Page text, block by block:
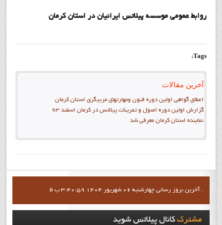
روابط عمومي موسسه پيلاتس ايرانيان در استان کرمان
Tags:
آخرین مقالات
اعطای گواهی اولین دوره فنون ومهارتهای مربیگری استان کرمان
گزارش اولين دوره اصول و تمرينات پيلاتس در کرمان اسفند 93
نماينده استان کرمان معرفي شد
آخرين بروز رساني چهارشنبه 06 شهریور 1404 3:40:59 ب ظ .
مشترککانال پيلاتس شويد